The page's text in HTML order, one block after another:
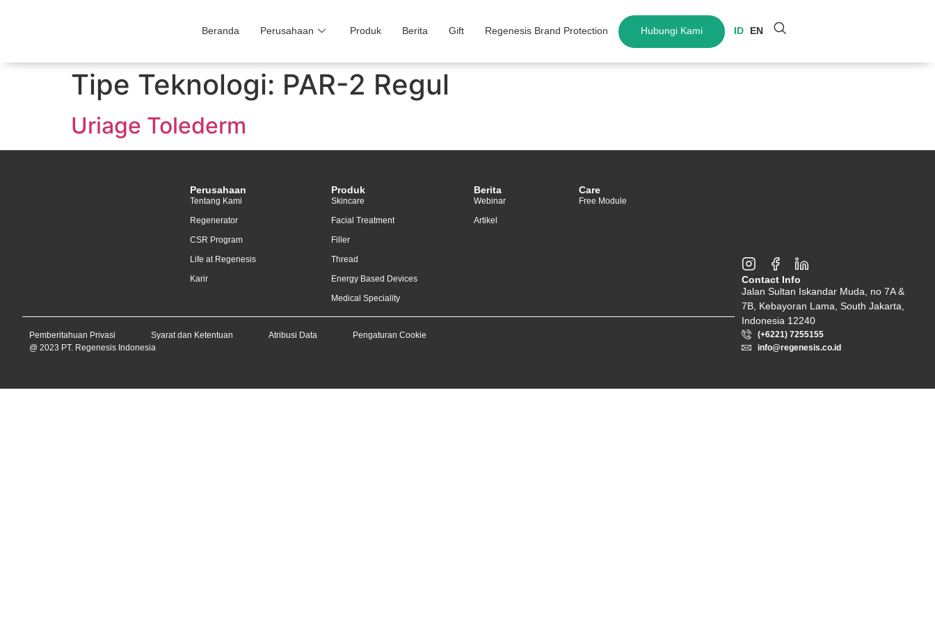
Beranda Perusahaan Produk Berita Gift Regenesis Brand Protection Hubungi Kami ID EN
Tipe Teknologi: PAR-2 Regul
Uriage Tolederm
Perusahaan
Tentang Kami
Regenerator
CSR Program
Life at Regenesis
Karir
Produk
Skincare
Facial Treatment
Filler
Thread
Energy Based Devices
Medical Speciality
Berita
Webinar
Artikel
Care
Free Module
Pemberitahuan Privasi Syarat dan Ketentuan Atribusi Data
Pengaturan Cookie
@ 2023 PT. Regenesis Indonesia
Contact Info
Jalan Sultan Iskandar Muda, no 7A &
7B, Kebayoran Lama, South Jakarta,
Indonesia 12240
(+6221) 7255155
info@regenesis.co.id